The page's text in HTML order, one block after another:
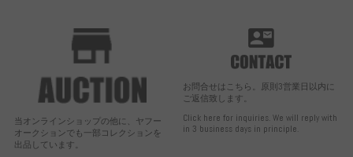
当オンラインショップの他に、ヤフー
オークションでも一部コレクションを
出品しています。
お問合せはこちら。原則3営業日以内に
ご返信致します。
Click here for inquiries. We will reply with
in 3 business days in principle.